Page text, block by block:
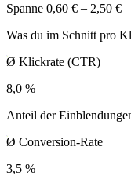
Spanne 0,60 € – 2,50 €
Was du im Schnitt pro
Ø Klickrate (CTR)
8,0 %
Anteil der
Ø Conversion-Rate
3,5 %